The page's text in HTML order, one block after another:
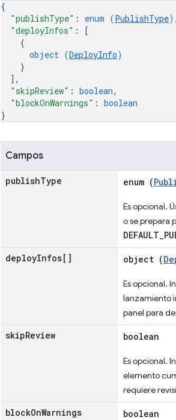
{
"publishType" : enum (PublishType) ,
"deployInfos" :
[
{
object (DeployInfo)
}
] ,
"skipReview" : boolean,
"blockOnWarnings" : boolean
}
Campos
publishType enum (
Es opcional.
o se prepara
deployInfos[] object (
Es opcional.
lanzamiento
panel para
skipReview boolean
Es opcional.
elemento
requiere
blockOnWarnings boolean